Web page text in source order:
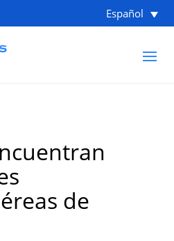
Español
de